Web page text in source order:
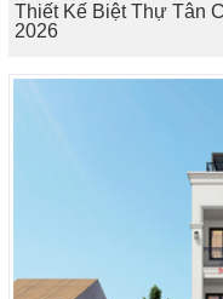
Thiết Kế Biệt Thự Tân
2026